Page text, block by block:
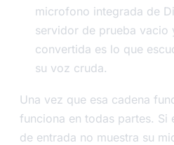
microfono integrada de
servidor de prueba vacio
convertida es lo que
su voz cruda.
Una vez que esa cadena
funciona en todas partes. Si
de entrada no muestra su